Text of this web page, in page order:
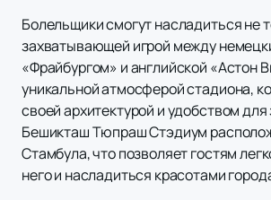
Болельщики смогут насладиться не
захватывающей игрой между
«Фрайбургом» и английской «Астон
уникальной атмосферой стадиона,
своей архитектурой и удобством для
Бешикташ Тюпраш Стэдиум
Стамбула, что позволяет гостям
него и насладиться красотами